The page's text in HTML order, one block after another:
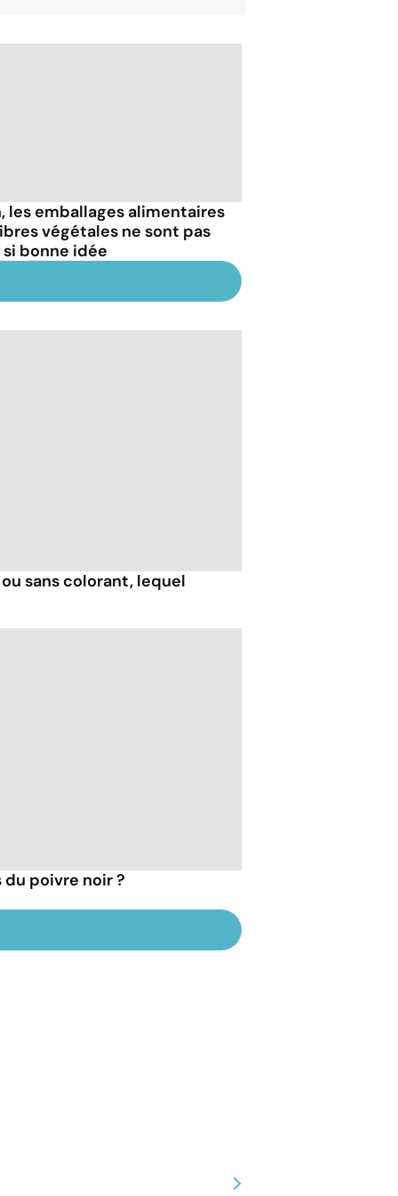
les emballages alimentaires
végétales ne sont pas
si bonne idée
sans colorant, lequel
poivre noir ?